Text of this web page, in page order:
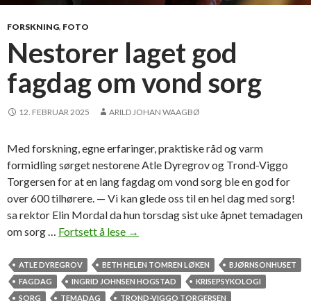
e
o
r
n
e
p
l
i
e
r
FORSKNING, FOTO
Nestorer laget god
fagdag om vond sorg
12. FEBRUAR 2025 ARILD JOHAN WAAGBØ
Med forskning, egne erfaringer, praktiske råd og varm
formidling sørget nestorene Atle Dyregrov og Trond-Viggo
Torgersen for at en lang fagdag om vond sorg ble en god for
over 600 tilhørere. — Vi kan glede oss til en hel dag med sorg!
sa rektor Elin Mordal da hun torsdag sist uke åpnet temadagen
om sorg … Fortsett å lese N
s
t
o
→
ATLE DYREGROV BETH HELEN TOMREN LØKEN
BJØRNSONHUSET
FAGDAG
INGRID JOHNSEN HOGSTAD
KRISEPSYKOLOGI
SORG
TEMADAG TROND-VIGGO TORGERSEN